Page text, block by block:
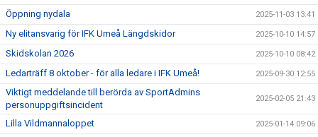
Öppning nydala 2025-11-03 13:41
Ny elitansvarig för IFK Umeå Längdskidor 2025-10-10 14:57
Skidskolan 2026 2025-10-10 08:42
Ledarträff 8 oktober - för alla ledare i IFK Umeå! 2025-09-30 12:55
Viktigt meddelande till berörda av SportAdmins
personuppgiftsincident
2025-02-05 21:43
Lilla Vildmannaloppet 2025-01-14 09:06